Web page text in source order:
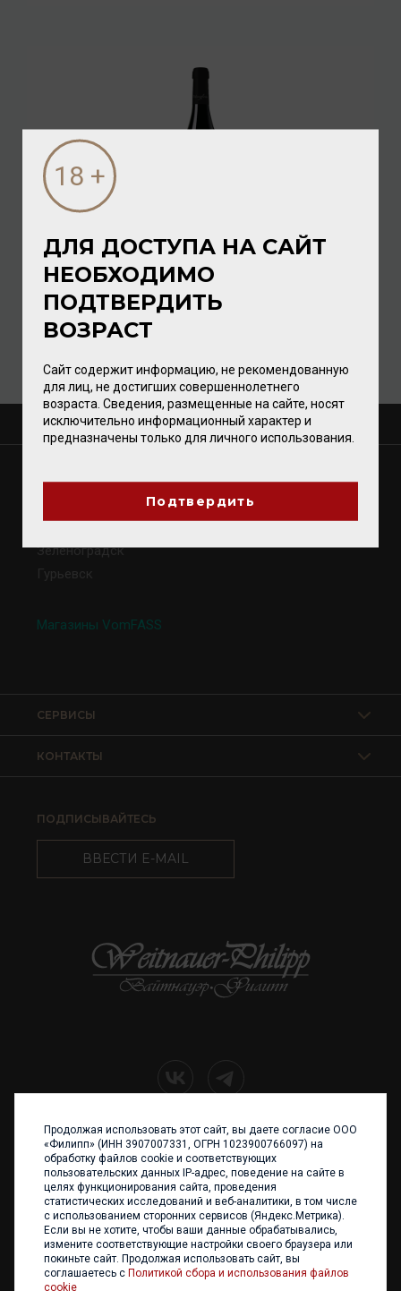
Varvaglione Salice Salice Salentino DOP 2022 13,5%
0,75л
Вино/ красное
О КОМПАНИИ
Зеленоградск
Гурьевск
Магазины VomFASS
КОНТАКТЫ
СЕРВИСЫ
ПОДПИСЫВАЙТЕСЬ
ВВЕСТИ E-MAIL
+7 (4012) 960 898
236017 Калининград,
ул. Каштановая аллея, 47
Телефон: +7 4012 960 898,
+7 4012 960 856
Написать нам
ДЛЯ ДОСТУПА НА САЙТ
НЕОБХОДИМО
ПОДТВЕРДИТЬ
ВОЗРАСТ
Сайт содержит информацию, не рекомендованную
для лиц, не достигших совершеннолетнего
возраста. Сведения, размещенные на сайте, носят
исключительно информационный характер и
предназначены только для личного использования.
Подтвердить
Продолжая использовать этот сайт, вы даете согласие ООО
«Филипп» (ИНН 3907007331, ОГРН 1023900766097) на
обработку файлов cookie и соответствующих
пользовательских данных IP-адрес, поведение на сайте в
целях функционирования сайта, проведения
статистических исследований и веб-аналитики, в том числе
с использованием сторонних сервисов (Яндекс.Метрика).
Если вы не хотите, чтобы ваши данные обрабатывались,
измените соответствующие настройки своего браузера или
покиньте сайт. Продолжая использовать сайт, вы
соглашаетесь с Политикой сбора и использования файлов
cookie